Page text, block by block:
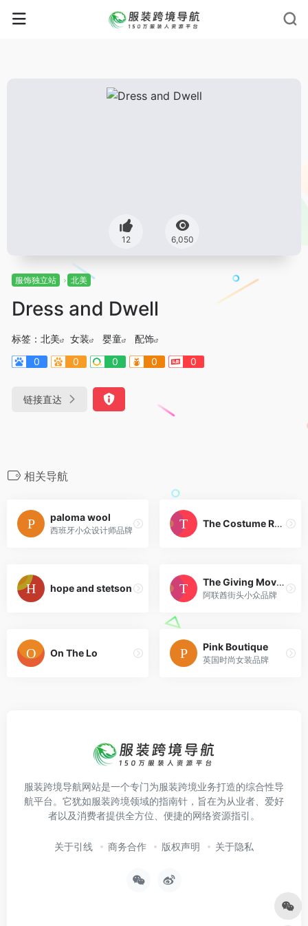
12 6,050
服饰独立站 北美
Dress and Dwell
标签： 北美 女装 婴童
配饰
0
0 0 0 0
链接直达
相关导航
paloma wool
西班牙小众设计师品牌
The Costume Room
hope and stetson
The Giving Movement 中东站
阿联酋街头小众品牌
On The Lo
Pink Boutique
英国时尚女装品牌
服装跨境导航网站是一个专门为服装跨境业务打造的综合性导
航平台。它犹如服装跨境领域的指南针，旨在为从业者、爱好
者以及消费者提供全方位、便捷的网络资源指引。
关于引线 商务合作 版权声明 关于隐私